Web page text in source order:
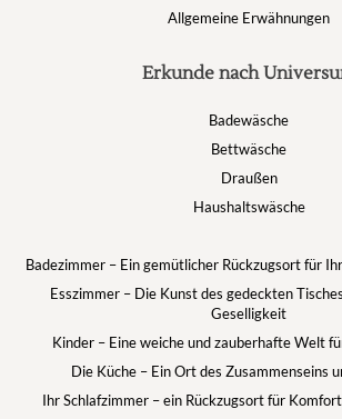
Allgemeine Erwähnungen
Erkunde nach
Badewäsche
Bettwäsche
Draußen
Haushaltswäsche
Badezimmer – Ein gemütlicher Rückzugsort für
Esszimmer – Die Kunst des gedeckten
Geselligkeit
Kinder – Eine weiche und zauberhafte Welt
Die Küche – Ein Ort des Zusammenseins
Ihr Schlafzimmer – ein Rückzugsort für